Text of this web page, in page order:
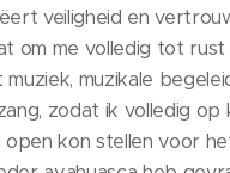
veiligheid en
om me volledig tot
muziek, muzikale
zodat ik volledig op
open kon stellen voor